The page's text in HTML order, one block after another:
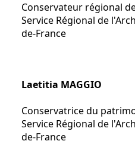
Conservateur régional
Service Régional de
de-France
Laetitia MAGGIO
Conservatrice du
Service Régional de
de-France